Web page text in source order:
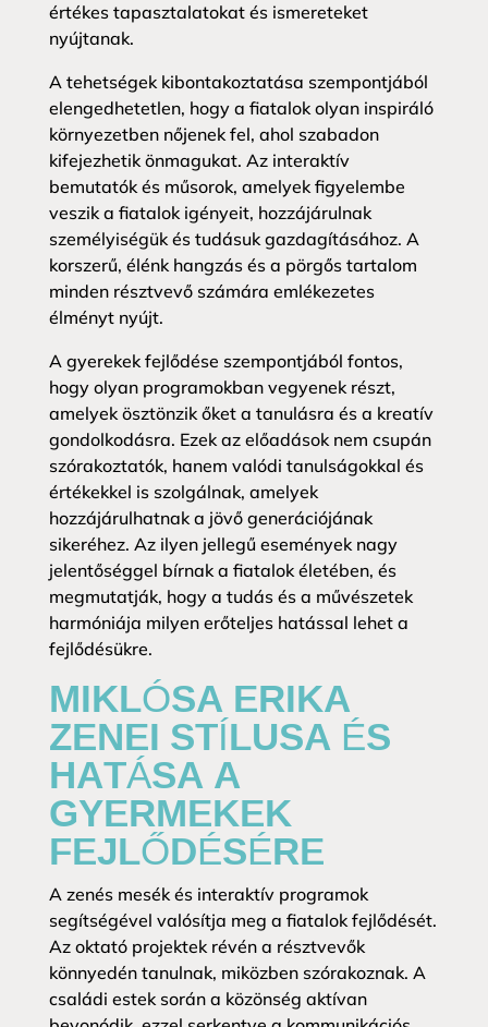
értékes tapasztalatokat és ismereteket
nyújtanak.
A tehetségek kibontakoztatása szempontjából
elengedhetetlen, hogy a fiatalok olyan inspiráló
környezetben nőjenek fel, ahol szabadon
kifejezhetik önmagukat. Az interaktív
bemutatók és műsorok, amelyek figyelembe
veszik a fiatalok igényeit, hozzájárulnak
személyiségük és tudásuk gazdagításához. A
korszerű, élénk hangzás és a pörgős tartalom
minden résztvevő számára emlékezetes
élményt nyújt.
A gyerekek fejlődése szempontjából fontos,
hogy olyan programokban vegyenek részt,
amelyek ösztönzik őket a tanulásra és a kreatív
gondolkodásra. Ezek az előadások nem csupán
szórakoztatók, hanem valódi tanulságokkal és
értékekkel is szolgálnak, amelyek
hozzájárulhatnak a jövő generációjának
sikeréhez. Az ilyen jellegű események nagy
jelentőséggel bírnak a fiatalok életében, és
megmutatják, hogy a tudás és a művészetek
harmóniája milyen erőteljes hatással lehet a
fejlődésükre.
MIKLÓSA ERIKA
ZENEI STÍLUSA ÉS
HATÁSA A
GYERMEKEK
FEJLŐDÉSÉRE
A zenés mesék és interaktív programok
segítségével valósítja meg a fiatalok fejlődését.
Az oktató projektek révén a résztvevők
könnyedén tanulnak, miközben szórakoznak. A
családi estek során a közönség aktívan